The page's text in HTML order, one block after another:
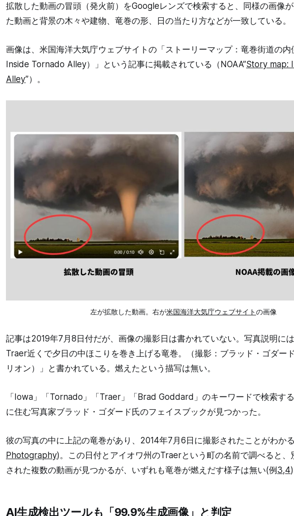
拡散した動画の冒頭（発火前）をGoogleレンズで検索すると、同様の画像
た動画と背景の木々や建物、竜巻の形、日の当たり方などが一致している。
画像は、米国海洋大気庁ウェブサイトの「ストーリーマップ：竜巻街道の
Inside Tornado Alley）」という記事に掲載されている（NOAA”Story map:
Alley”）。
左が拡散した動画。右が米国海洋大気庁ウェブサイトの画像
記事は2019年7月8日付だが、画像の撮影日は書かれていない。写真説明に
Traer近くで夕日の中ほこりを巻き上げる竜巻。（撮影：ブラッド・ゴダー
リオン）」と書かれている。燃えたという描写は無い。
「Iowa」「Tornado」「Traer」「Brad Goddard」のキーワードで検索す
に住む写真家ブラッド・ゴダード氏のフェイスブックが見つかった。
彼の写真の中に上記の竜巻があり、2014年7月6日に撮影されたことがわか
Photography)。この日付とアイオワ州のTraerという町の名前で調べると、
された複数の動画が見つかるが、いずれも竜巻が燃えだす様子は無い(例 3,4
AI生成検出ツールも「99.9%生成画像」と判定